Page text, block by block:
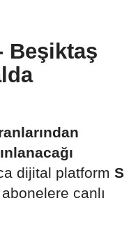
Beşiktaş
dijital platform S
canlı